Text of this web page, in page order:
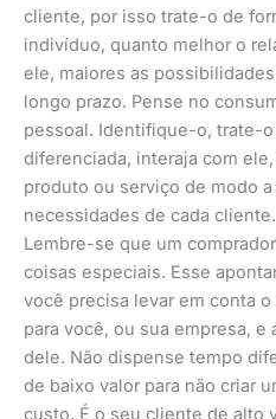
cliente, por isso trate-o de
indivíduo, quanto melhor o
ele, maiores as
longo prazo. Pense no
pessoal. Identifique-o, trate-o
diferenciada, interaja com
produto ou serviço de modo
necessidades de cada cliente.
Lembre-se que um
coisas especiais. Esse
você precisa levar em conta
para você, ou sua empresa, e
dele. Não dispense tempo
de baixo valor para não criar
custo. É o seu cliente de alto